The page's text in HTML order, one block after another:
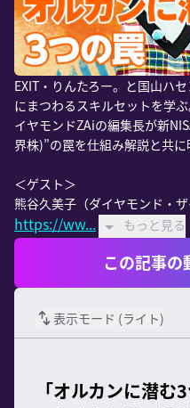
EXIT・りんたろー。と国山ハ
にまつわるスキルセットを学
イヤモンドZAiの編集長が新
界株)”の罠を仕組み解説と共に
＜ゲスト＞
https://ww... もっと見る
この記事の
表示モード (ライト)
「オルカンに潜む